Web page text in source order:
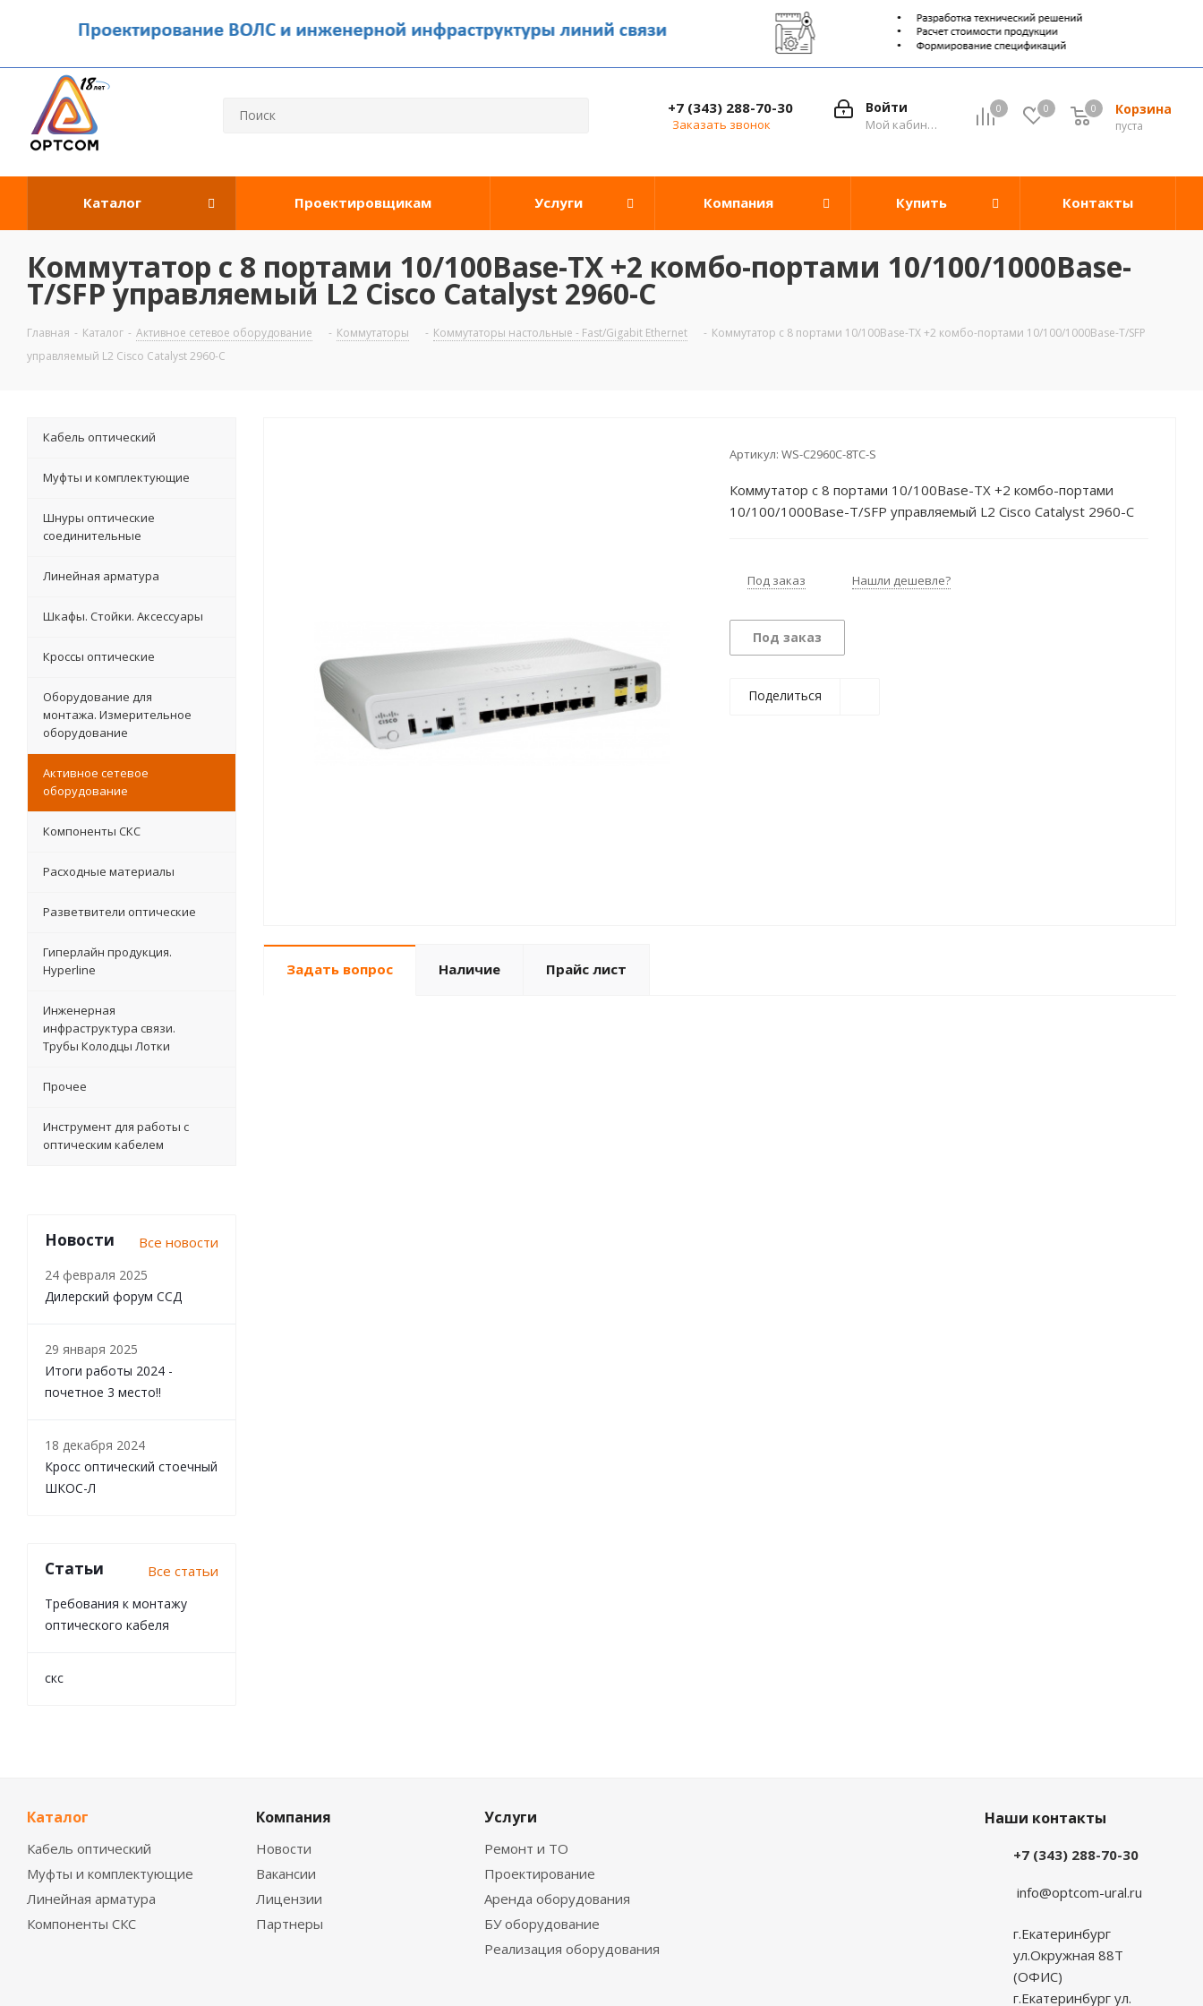
0 0 Корзина
0
пуста
0
Войти
Мой кабинет
+7 (343) 288-70-30
Заказать звонок
Каталог Проектировщикам Услуги Компания Купить Контакты
Коммутатор c 8 портами 10/100Base-TX +2 комбо-портами 10/100/1000Base-
T/SFP управляемый L2 Cisco Catalyst 2960-C
Главная - Каталог - Активное сетевое оборудование - Коммутаторы - Коммутаторы настольные - Fast/Gigabit Ethernet - Коммутатор c 8 портами 10/100Base-TX +2 комбо-портами 10/100/1000Base-T/SFP
управляемый L2 Cisco Catalyst 2960-C
Артикул: WS-C2960C-8TC-S
Коммутатор c 8 портами 10/100Base-TX +2 комбо-портами
10/100/1000Base-T/SFP управляемый L2 Cisco Catalyst 2960-C
Под заказ Нашли дешевле?
Под заказ
Поделиться
Задать вопрос Наличие Прайс лист
Кабель оптический
Муфты и комплектующие
Шнуры оптические
соединительные
Линейная арматура
Шкафы. Стойки. Аксесcуары
Кроссы оптические
Оборудование для
монтажа. Измерительное
оборудование
Активное сетевое
оборудование
Компоненты СКС
Расходные материалы
Разветвители оптические
Гиперлайн продукция.
Hyperline
Инженерная
инфраструктура связи.
Трубы Колодцы Лотки
Прочее
Инструмент для работы с
оптическим кабелем
Новости Все новости
24 февраля 2025
Дилерский форум ССД
29 января 2025
Итоги работы 2024 -
почетное 3 место!!
18 декабря 2024
Кросс оптический стоечный
ШКОС-Л
Статьи Все статьи
Требования к монтажу
оптического кабеля
скс
Каталог
Кабель оптический
Муфты и комплектующие
Линейная арматура
Компоненты СКС
Компания
Новости
Вакансии
Лицензии
Партнеры
Услуги
Ремонт и ТО
Проектирование
Аренда оборудования
БУ оборудование
Реализация оборудования
Наши контакты
+7 (343) 288-70-30
info@optcom-ural.ru
г.Екатеринбург
ул.Окружная 88Т
(ОФИС)
г.Екатеринбург ул.